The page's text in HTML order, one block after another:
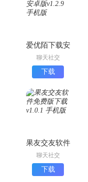
爱优陌下载安
卓版
聊天社交
下载
果友交友软件
免费版下载
聊天社交
下载